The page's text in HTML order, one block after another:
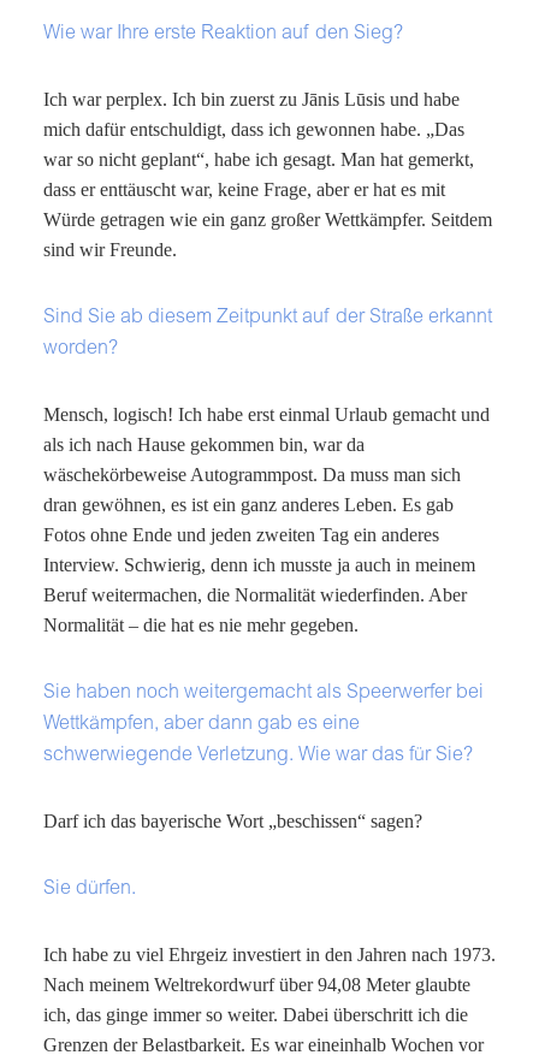
Wie war Ihre erste Reaktion auf den Sieg?
Ich war perplex. Ich bin zuerst zu Jānis Lūsis und habe
mich dafür entschuldigt, dass ich gewonnen habe. „Das
war so nicht geplant“, habe ich gesagt. Man hat gemerkt,
dass er enttäuscht war, keine Frage, aber er hat es mit
Würde getragen wie ein ganz großer Wettkämpfer. Seitdem
sind wir Freunde.
Sind Sie ab diesem Zeitpunkt auf der Straße erkannt
worden?
Mensch, logisch! Ich habe erst einmal Urlaub gemacht und
als ich nach Hause gekommen bin, war da
wäschekörbeweise Autogrammpost. Da muss man sich
dran gewöhnen, es ist ein ganz anderes Leben. Es gab
Fotos ohne Ende und jeden zweiten Tag ein anderes
Interview. Schwierig, denn ich musste ja auch in meinem
Beruf weitermachen, die Normalität wiederfinden. Aber
Normalität – die hat es nie mehr gegeben.
Sie haben noch weitergemacht als Speerwerfer bei
Wettkämpfen, aber dann gab es eine
schwerwiegende Verletzung. Wie war das für Sie?
Darf ich das bayerische Wort „beschissen“ sagen?
Sie dürfen.
Ich habe zu viel Ehrgeiz investiert in den Jahren nach 1973.
Nach meinem Weltrekordwurf über 94,08 Meter glaubte
ich, das ginge immer so weiter. Dabei überschritt ich die
Grenzen der Belastbarkeit. Es war eineinhalb Wochen vor